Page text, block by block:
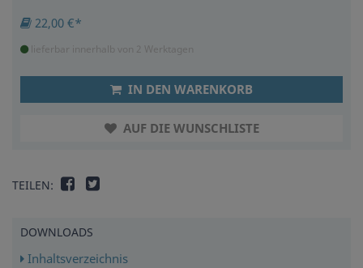
22,00 €*
lieferbar innerhalb von 2 Werktagen
IN DEN WARENKORB
AUF DIE WUNSCHLISTE
TEILEN:
DOWNLOADS
Inhaltsverzeichnis